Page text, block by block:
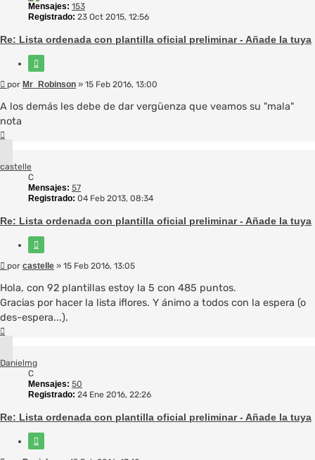
Mensajes: 153
Registrado: 23 Oct 2015, 12:56
Re: Lista ordenada con plantilla oficial preliminar - Añade la tuya
Mensaje
por Mr_Robinson » 15 Feb 2016, 13:00
A los demás les debe de dar vergüenza que veamos su "mala"
nota
castelle
C
Mensajes: 57
Registrado: 04 Feb 2013, 08:34
Re: Lista ordenada con plantilla oficial preliminar - Añade la tuya
Mensaje
por castelle » 15 Feb 2016, 13:05
Hola, con 92 plantillas estoy la 5 con 485 puntos.
Gracias por hacer la lista iflores. Y ánimo a todos con la espera (o
des-espera...).
Danielmg
C
Mensajes: 50
Registrado: 24 Ene 2016, 22:26
Re: Lista ordenada con plantilla oficial preliminar - Añade la tuya